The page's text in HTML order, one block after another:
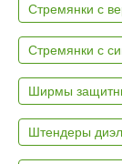
Стремянки с
Стремянки с
Ширмы
Штендеры